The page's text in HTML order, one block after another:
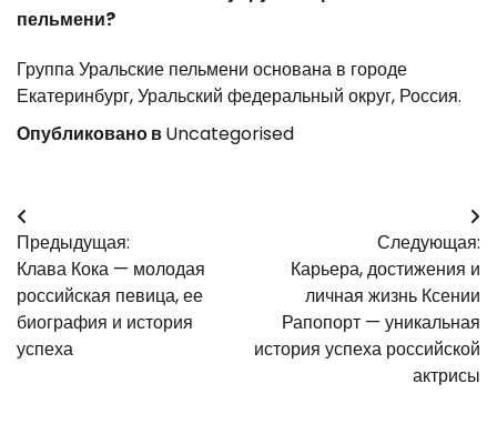
пельмени?
Группа Уральские пельмени основана в городе
Екатеринбург, Уральский федеральный округ, Россия.
Опубликовано вUncategorised
Навигация
по
записям
Предыдущая:
Клава Кока — молодая
российская певица, ее
биография и история
успеха
Следующая:
Карьера, достижения и
личная жизнь Ксении
Рапопорт — уникальная
история успеха российской
актрисы